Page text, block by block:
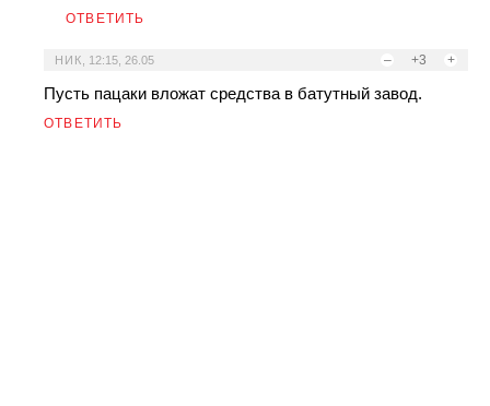
ОТВЕТИТЬ
– +3 +
НИК 12:15, 26.05
Пусть пацаки вложат средства в батутный завод.
ОТВЕТИТЬ